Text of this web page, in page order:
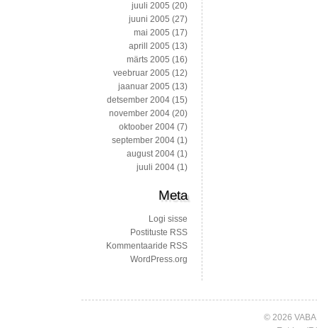
juuli 2005 (20)
juuni 2005 (27)
mai 2005 (17)
aprill 2005 (13)
märts 2005 (16)
veebruar 2005 (12)
jaanuar 2005 (13)
detsember 2004 (15)
november 2004 (20)
oktoober 2004 (7)
september 2004 (1)
august 2004 (1)
juuli 2004 (1)
Meta
Logi sisse
Postituste RSS
Kommentaaride RSS
WordPress.org
© 2026